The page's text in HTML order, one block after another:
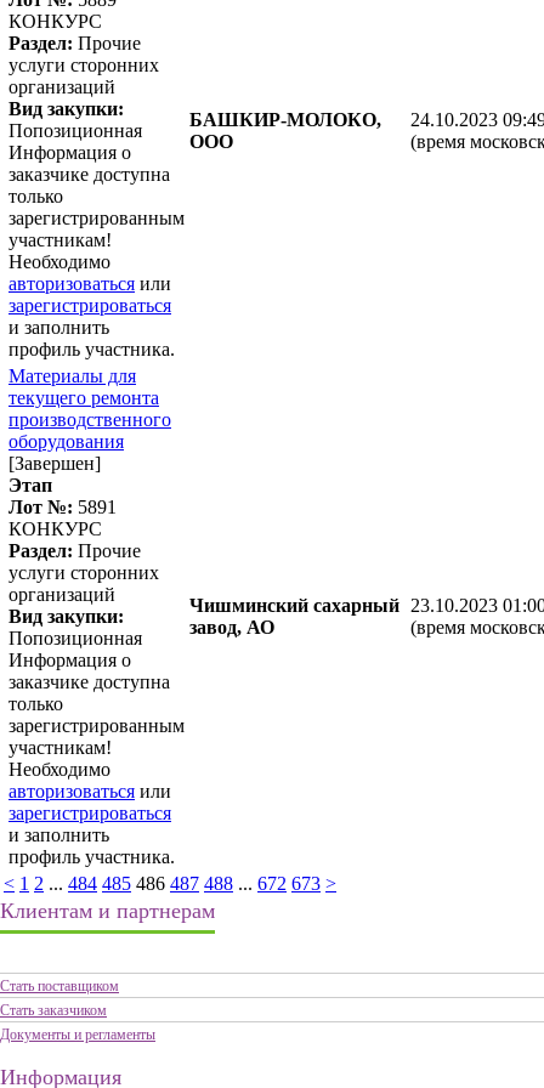
< 1 2 ... 484 485 486 487 488 ... 672 673 >
КОНКУРС
Раздел: Прочие
услуги сторонних
организаций
Вид закупки:
Попозиционная
Информация о
заказчике доступна
только
зарегистрированным
участникам!
Необходимо
авторизоваться или
зарегистрироваться
и заполнить
профиль участника.
БАШКИР-МОЛОКО,
ООО
24.10.2023
(время
Материалы для
текущего ремонта
производственного
оборудования
[Завершен]
Этап
Лот №: 5891
КОНКУРС
Раздел: Прочие
услуги сторонних
организаций
Вид закупки:
Попозиционная
Информация о
заказчике доступна
только
зарегистрированным
участникам!
Необходимо
авторизоваться или
зарегистрироваться
и заполнить
профиль участника.
Чишминский сахарный
завод, АО
23.10.2023
(время
Клиентам и партнерам
Стать поставщиком
Стать заказчиком
Документы и регламенты
Информация